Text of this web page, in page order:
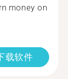
money on
载软件